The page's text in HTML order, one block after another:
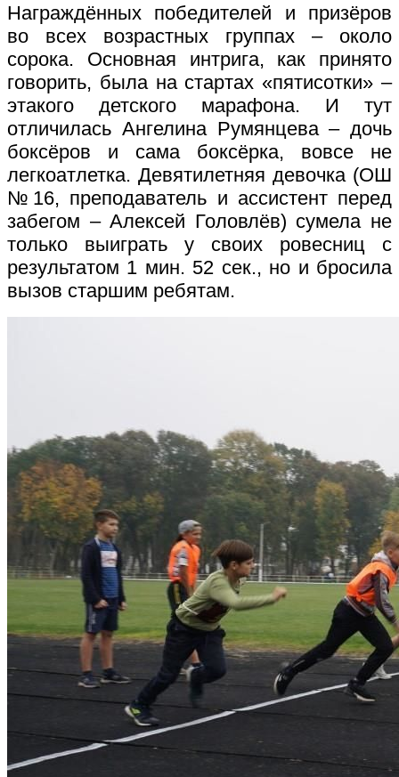
Награждённых победителей и призёров
во всех возрастных группах – около
сорока. Основная интрига, как принято
говорить, была на стартах «пятисотки» –
этакого детского марафона. И тут
отличилась Ангелина Румянцева – дочь
боксёров и сама боксёрка, вовсе не
легкоатлетка. Девятилетняя девочка (ОШ
№16, преподаватель и ассистент перед
забегом – Алексей Головлёв) сумела не
только выиграть у своих ровесниц с
результатом 1 мин. 52 сек., но и бросила
вызов старшим ребятам.